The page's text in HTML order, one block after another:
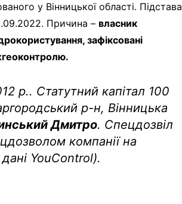
у Вінницької області. Підстава
Причина – власник
зафіксовані
р.. Статутний капітал 100
р-н, Вінницька
Дмитро. Спецдозвіл
компанії на
YouControl).